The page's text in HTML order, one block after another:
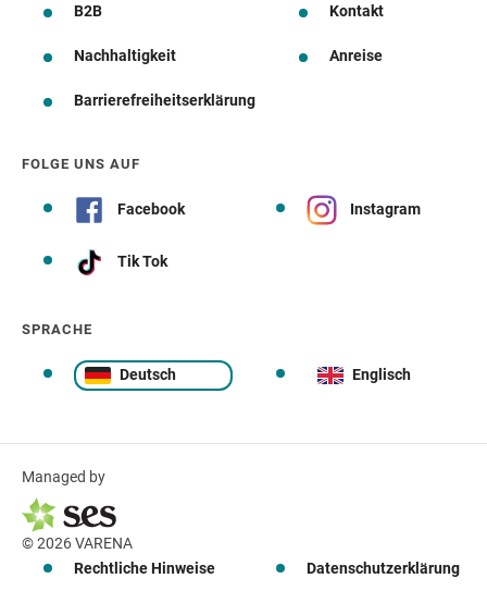
B2B Kontakt
Nachhaltigkeit Anreise
Barrierefreiheitserklärung
FOLGE UNS AUF
Facebook Instagram
Tik Tok
SPRACHE
Deutsch Englisch
Managed by
© 2026 VARENA
Rechtliche Hinweise
Datenschutzerklärung